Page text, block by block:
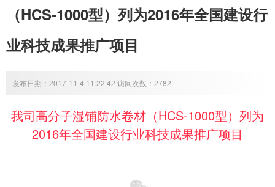
（HCS-1000型）列为2016年全国建设行
业科技成果推广项目
发布日期：2017-11-4 11:22:42 访问次数：2782
我司高分子湿铺防水卷材（HCS-1000型）列为
2016年全国建设行业科技成果推广项目